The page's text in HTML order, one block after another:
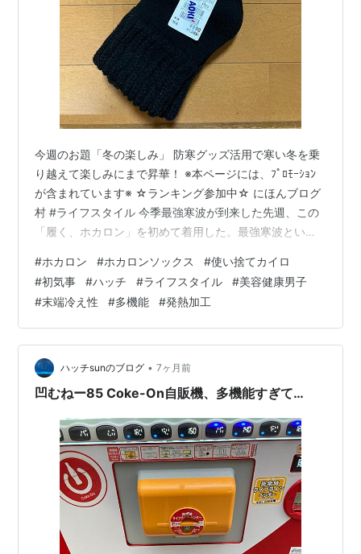
今週のお題「冬の楽しみ」 防寒グッズ活用で寒い冬を乗
り越えて楽しみにまで昇華！ ※本ページには、ﾌﾟﾛﾓｰｼｮﾝ
が含まれています※ ☆ランキング参加中☆ にほんブログ
村 #ライフスタイル 今季最強寒波が到来した先週、この
「履く、ホカロン」を初めて着用した。最強寒波とい
心理的にも寒さに負けてしまう気がするが、このホカロ
ンソックスのおかげで、最強寒波に対して、僕なりの鈍
感力を発揮することができたと思う。そのくらい、身体
の下部から暖かく守られている感に浸れた。 前回シリー
ズリンク hatch51.com 外観からも分かるだろうが、この
ホカロンソックス…
#ホカロン #ホカロンソックス #使い捨てカイロ
#初気事 #ハッチ #ライフスタイル #美容健康男子
#末端冷え性 #多機能 #発熱加工
ハッチsunのブログ • 7ヶ月前
凹むねー85 Coke-On自販機、多機能すぎて…